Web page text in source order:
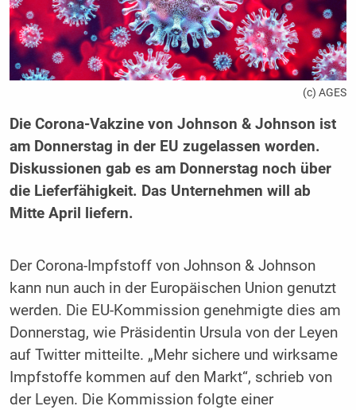
(c) AGES
Die Corona-Vakzine von Johnson & Johnson ist
am Donnerstag in der EU zugelassen worden.
Diskussionen gab es am Donnerstag noch über
die Lieferfähigkeit. Das Unternehmen will ab
Mitte April liefern.
Der Corona-Impfstoff von Johnson & Johnson
kann nun auch in der Europäischen Union genutzt
werden. Die EU-Kommission genehmigte dies am
Donnerstag, wie Präsidentin Ursula von der Leyen
auf Twitter mitteilte. „Mehr sichere und wirksame
Impfstoffe kommen auf den Markt“, schrieb von
der Leyen. Die Kommission folgte einer